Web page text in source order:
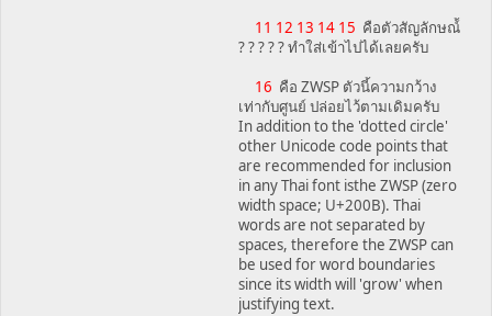
11 12 13 14 15 คือตัวสัญลักษณ์้
? ? ? ? ? ทำใส่เข้าไปได้เลยครับ
16 คือ ZWSP ตัวนี้ความกว้าง
เท่ากับศูนย์ ปล่อยไว้ตามเดิมครับ
In addition to the 'dotted circle'
other Unicode code points that
are recommended for inclusion
in any Thai font isthe ZWSP (zero
width space; U+200B). Thai
words are not separated by
spaces, therefore the ZWSP can
be used for word boundaries
since its width will 'grow' when
justifying text.